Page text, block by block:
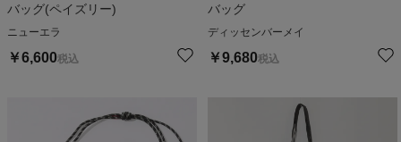
バッグ(ペイズリー)
ニューエラ
￥6,600税込
バッグ
ディッセンバーメイ
￥9,680税込